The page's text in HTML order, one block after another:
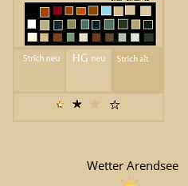
Wetter Arendsee